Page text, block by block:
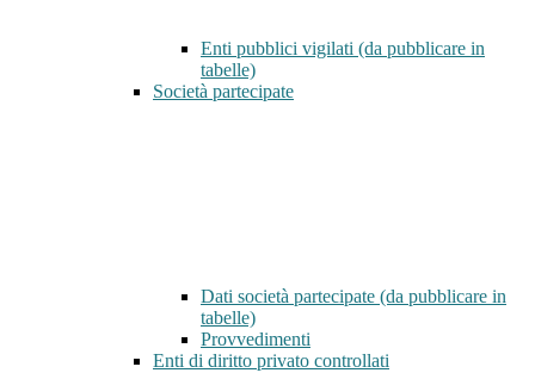
Enti pubblici vigilati (da pubblicare in
tabelle)
Società partecipate
Dati società partecipate (da pubblicare in
tabelle)
Provvedimenti
Enti di diritto privato controllati